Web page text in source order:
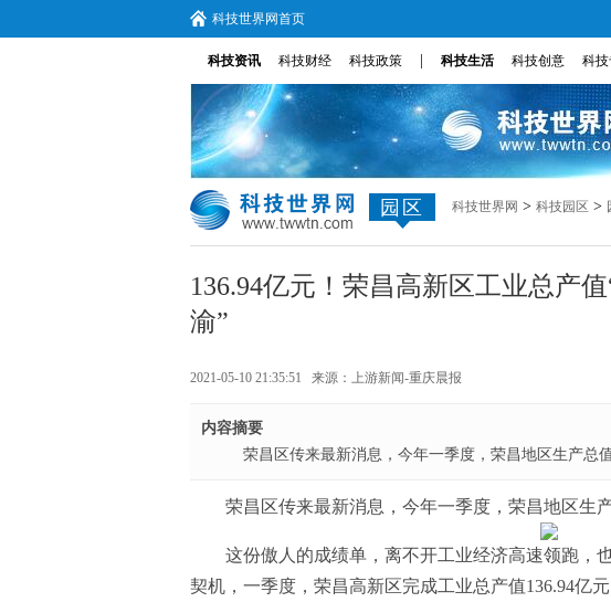
科技世界网首页
科技资讯 科技财经 科技政策 科技生活 科技创意 科技
园区 科技世界网 > 科技园区 >
136.94亿元！荣昌高新区工业总产
渝”
2021-05-10 21:35:51 来源： 上游新闻-重庆晨报
内容摘要
荣昌区传来最新消息，今年一季度，荣昌地区生产总
荣昌区传来最新消息，今年一季度，荣昌地区生
这份傲人的成绩单，离不开工业经济高速领跑，
契机，一季度，荣昌高新区完成工业总产值136.94亿